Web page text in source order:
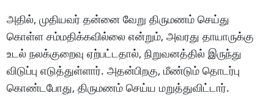
அதில், முதியவர் தன்னை வேறு திருமணம் செய்து
கொள்ள சம்மதிக்கவில்லை என்றும், அவரது தாயாருக்கு
உடல் நலக்குறைவு ஏற்பட்டதால், நிறுவனத்தில் இருந்து
விடுப்பு எடுத்துள்ளார். அதன்பிறகு, மீண்டும் தொடர்பு
கொண்டபோது, ​​திருமணம் செய்ய மறுத்துவிட்டார்.